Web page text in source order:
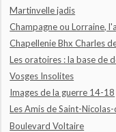
Martinvelle jadis
Champagne ou Lorraine,
Chapellenie Bhx Charles
Les oratoires : la base de
Vosges Insolites
Images de la guerre 14-18
Les Amis de Saint-
Boulevard Voltaire